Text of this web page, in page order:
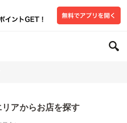
リアからお店を探す